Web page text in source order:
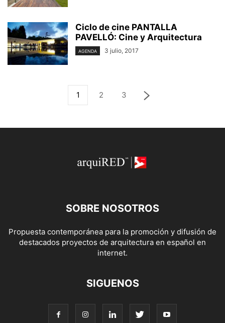
Ciclo de cine PANTALLA
PAVELLÓ: Cine y Arquitectura
AGENDA 3 julio, 2017
1 2 3
SOBRE NOSOTROS
Propuesta contemporánea para la promoción y difusión de
destacados proyectos de arquitectura en español en
internet.
SIGUENOS